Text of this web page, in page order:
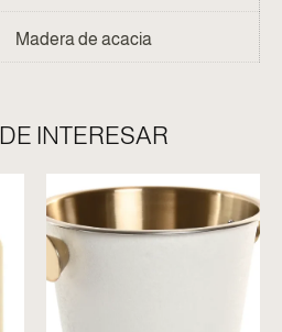
Madera de acacia
INTERESAR